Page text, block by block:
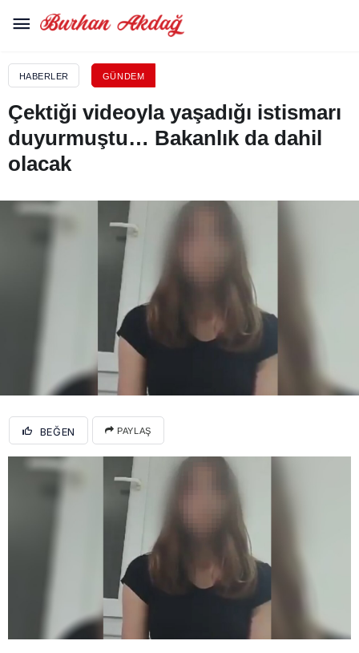
HABERLER GÜNDEM
Çektiği videoyla yaşadığı istismarı
duyurmuştu… Bakanlık da dahil
olacak
BEĞEN PAYLAŞ